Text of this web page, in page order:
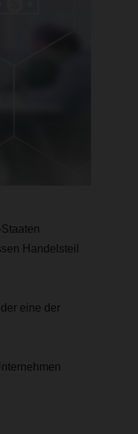
Handelsteil
eine der